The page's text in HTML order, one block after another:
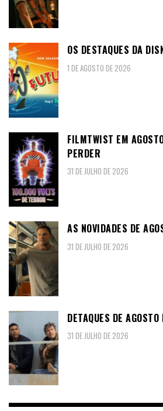
OS DESTAQUES DA
1 DE AGOSTO DE 2026
FILMTWIST EM
PERDER
31 DE JULHO DE 2026
AS NOVIDADES DE
31 DE JULHO DE 2026
DETAQUES DE
31 DE JULHO DE 2026